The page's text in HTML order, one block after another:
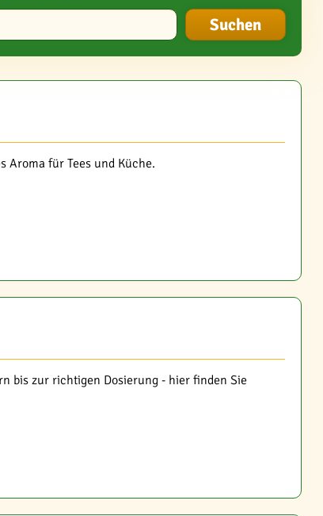
Aroma für Tees und Küche.
bis zur richtigen Dosierung - hier finden Sie